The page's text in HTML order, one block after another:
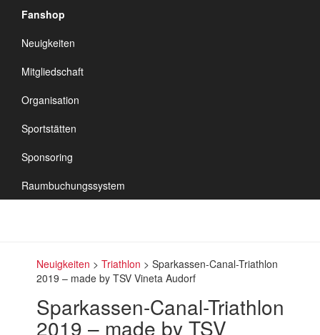
Fanshop
Neuigkeiten
Mitgliedschaft
Organisation
Sportstätten
Sponsoring
Raumbuchungssystem
TSV Vineta
Audorf
Neuigkeiten > Triathlon > Sparkassen-Canal-Triathlon
2019 – made by TSV Vineta Audorf
Sparkassen-Canal-Triathlon
2019 – made by TSV